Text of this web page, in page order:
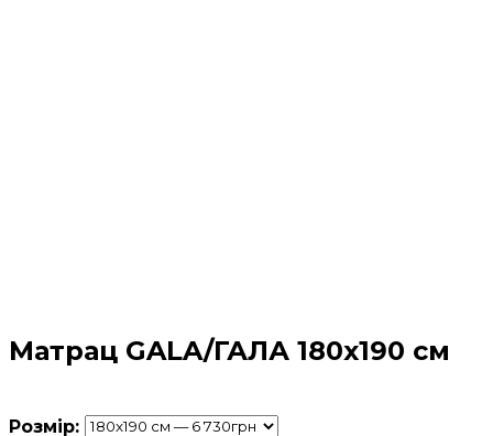
Матрац GALA/ГАЛА 180x190 см
Розмір: